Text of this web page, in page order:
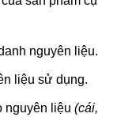
nguyên liệu.
liệu sử dụng.
liệu (cái,